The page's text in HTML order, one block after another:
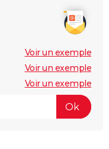
Voir un exemple
Voir un exemple
Voir un exemple